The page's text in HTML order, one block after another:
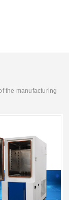
the manufacturing